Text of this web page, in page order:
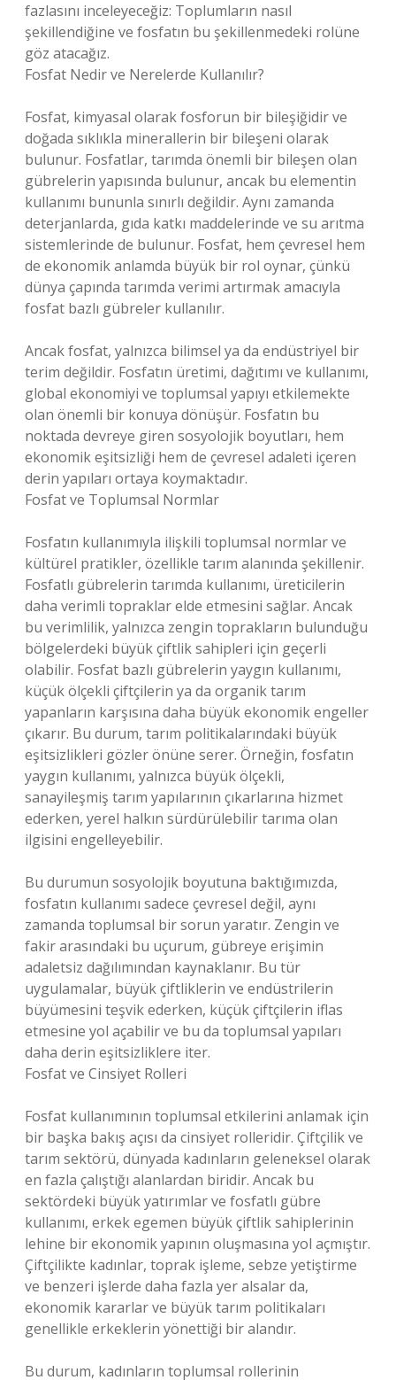
fazlasını inceleyeceğiz: Toplumların nasıl
şekillendiğine ve fosfatın bu şekillenmedeki rolüne
göz atacağız.
Fosfat Nedir ve Nerelerde Kullanılır?
Fosfat, kimyasal olarak fosforun bir bileşiğidir ve
doğada sıklıkla minerallerin bir bileşeni olarak
bulunur. Fosfatlar, tarımda önemli bir bileşen olan
gübrelerin yapısında bulunur, ancak bu elementin
kullanımı bununla sınırlı değildir. Aynı zamanda
deterjanlarda, gıda katkı maddelerinde ve su arıtma
sistemlerinde de bulunur. Fosfat, hem çevresel hem
de ekonomik anlamda büyük bir rol oynar, çünkü
dünya çapında tarımda verimi artırmak amacıyla
fosfat bazlı gübreler kullanılır.
Ancak fosfat, yalnızca bilimsel ya da endüstriyel bir
terim değildir. Fosfatın üretimi, dağıtımı ve kullanımı,
global ekonomiyi ve toplumsal yapıyı etkilemekte
olan önemli bir konuya dönüşür. Fosfatın bu
noktada devreye giren sosyolojik boyutları, hem
ekonomik eşitsizliği hem de çevresel adaleti içeren
derin yapıları ortaya koymaktadır.
Fosfat ve Toplumsal Normlar
Fosfatın kullanımıyla ilişkili toplumsal normlar ve
kültürel pratikler, özellikle tarım alanında şekillenir.
Fosfatlı gübrelerin tarımda kullanımı, üreticilerin
daha verimli topraklar elde etmesini sağlar. Ancak
bu verimlilik, yalnızca zengin toprakların bulunduğu
bölgelerdeki büyük çiftlik sahipleri için geçerli
olabilir. Fosfat bazlı gübrelerin yaygın kullanımı,
küçük ölçekli çiftçilerin ya da organik tarım
yapanların karşısına daha büyük ekonomik engeller
çıkarır. Bu durum, tarım politikalarındaki büyük
eşitsizlikleri gözler önüne serer. Örneğin, fosfatın
yaygın kullanımı, yalnızca büyük ölçekli,
sanayileşmiş tarım yapılarının çıkarlarına hizmet
ederken, yerel halkın sürdürülebilir tarıma olan
ilgisini engelleyebilir.
Bu durumun sosyolojik boyutuna baktığımızda,
fosfatın kullanımı sadece çevresel değil, aynı
zamanda toplumsal bir sorun yaratır. Zengin ve
fakir arasındaki bu uçurum, gübreye erişimin
adaletsiz dağılımından kaynaklanır. Bu tür
uygulamalar, büyük çiftliklerin ve endüstrilerin
büyümesini teşvik ederken, küçük çiftçilerin iflas
etmesine yol açabilir ve bu da toplumsal yapıları
daha derin eşitsizliklere iter.
Fosfat ve Cinsiyet Rolleri
Fosfat kullanımının toplumsal etkilerini anlamak için
bir başka bakış açısı da cinsiyet rolleridir. Çiftçilik ve
tarım sektörü, dünyada kadınların geleneksel olarak
en fazla çalıştığı alanlardan biridir. Ancak bu
sektördeki büyük yatırımlar ve fosfatlı gübre
kullanımı, erkek egemen büyük çiftlik sahiplerinin
lehine bir ekonomik yapının oluşmasına yol açmıştır.
Çiftçilikte kadınlar, toprak işleme, sebze yetiştirme
ve benzeri işlerde daha fazla yer alsalar da,
ekonomik kararlar ve büyük tarım politikaları
genellikle erkeklerin yönettiği bir alandır.
Bu durum, kadınların toplumsal rollerinin